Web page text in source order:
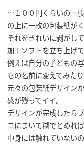
…１００円くらいの一
の上に一枚の包装紙が
それをきれいに剥がし
加工ソフトを立ち上げ
例えば自分の子どもの
もの名前に変えてみたり
元々の包装紙デザイン
感が残ってイイ。
デザインが完成したら
コにまいて糊でとめれ
中身には触れていない